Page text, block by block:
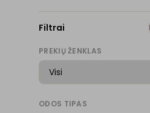
Filtrai
PREKIŲ ŽENKLAS
ODOS TIPAS